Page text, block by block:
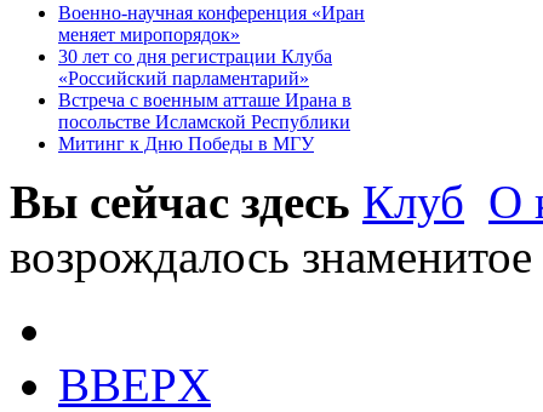
Военно-научная конференция «Иран
меняет миропорядок»
30 лет со дня регистрации Клуба
«Российский парламентарий»
Встреча с военным атташе Ирана в
посольстве Исламской Республики
Митинг к Дню Победы в МГУ
Вы сейчас здесь Клуб О
возрождалось
BBEPX